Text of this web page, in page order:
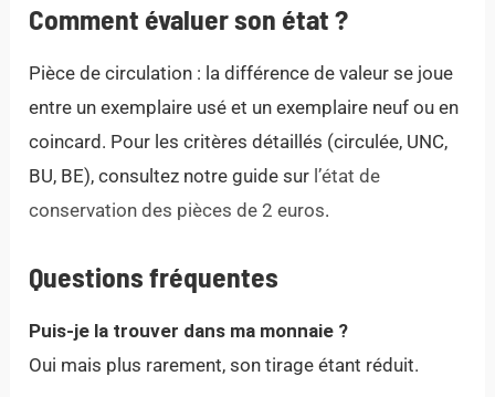
Comment évaluer son état ?
Pièce de circulation : la différence de valeur se joue
entre un exemplaire usé et un exemplaire neuf ou en
coincard. Pour les critères détaillés (circulée, UNC,
BU, BE), consultez notre guide sur l’état de
conservation des pièces de 2 euros.
Questions fréquentes
Puis-je la trouver dans ma monnaie ?
Oui mais plus rarement, son tirage étant réduit.